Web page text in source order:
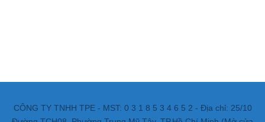
CÔNG TY TNHH TPE - MST: 0 3 1 8 5 3 4 6 5 2 - Địa chỉ: 25/10